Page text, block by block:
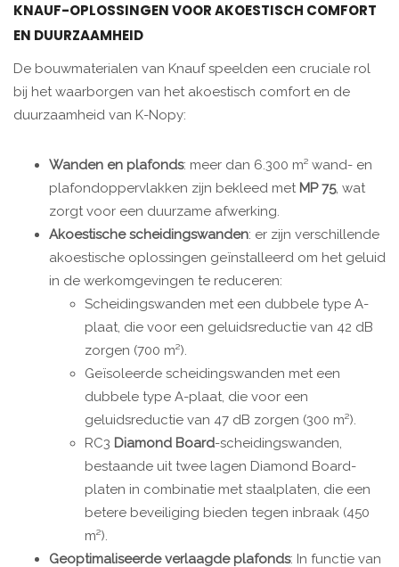
KNAUF-OPLOSSINGEN VOOR AKOESTISCH COMFORT
EN DUURZAAMHEID
De bouwmaterialen van Knauf speelden een cruciale rol
bij het waarborgen van het akoestisch comfort en de
duurzaamheid van K-Nopy:
Wanden en plafonds: meer dan 6.300 m² wand- en
plafondoppervlakken zijn bekleed met MP 75, wat
zorgt voor een duurzame afwerking.
Akoestische scheidingswanden: er zijn verschillende
akoestische oplossingen geïnstalleerd om het geluid
in de werkomgevingen te reduceren:
Scheidingswanden met een dubbele type A-
plaat, die voor een geluidsreductie van 42 dB
zorgen (700 m²).
Geïsoleerde scheidingswanden met een
dubbele type A-plaat, die voor een
geluidsreductie van 47 dB zorgen (300 m²).
RC3 Diamond Board-scheidingswanden,
bestaande uit twee lagen Diamond Board-
platen in combinatie met staalplaten, die een
betere beveiliging bieden tegen inbraak (450
m²).
Geoptimaliseerde verlaagde plafonds: In functie van